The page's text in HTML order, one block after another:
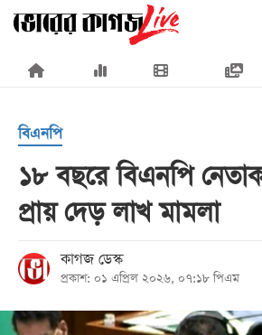
×
প্রচ্ছদ
জাতীয়
রাজনীতি
অর্থনীতি
বিএনপি
১৮ বছরে বিএনপি
প্রায় দেড় লাখ মামলা
কাগজ ডেস্ক
প্রকাশ: ০১ এপ্রিল ২০২৬, ০৭:১৮ পিএম